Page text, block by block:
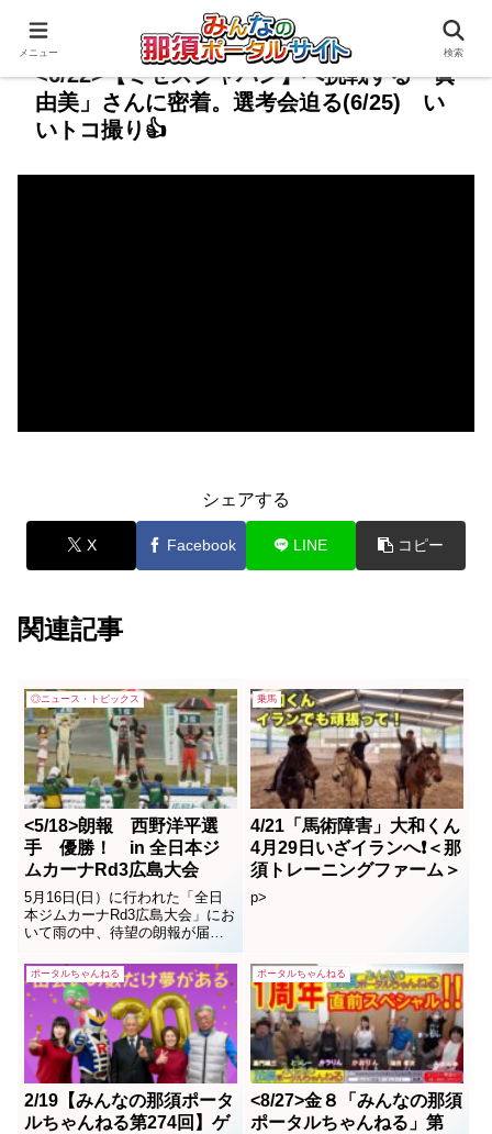
<6/22>【ミセスジャパン】へ挑戦する「眞
由美」さんに密着。選考会迫る(6/25) い
いトコ撮り👍
シェアする
X Facebook LINE コピー
関連記事
◎ニュース・トピックス
<5/18>朗報 西野洋平選
手 優勝！ in 全日本ジ
ムカーナRd3広島大会
5月16日(日）に行われた「全日
本ジムカーナRd3広島大会」にお
いて雨の中、待望の朗報が届い
が今季初優勝を飾りました。お
めでとう！＜JG6クラス優勝、
POTENZA RE-12D TYPE A装着
＞（2012年以降にJAF登録され
た1600cc超200...
乗馬
4/21「馬術障害」大和くん
4月29日いざイランへ❗️＜那
須トレーニングファーム＞
p>
ポータルちゃんねる
2/19【みんなの那須ポータ
ルちゃんねる第274回】ゲ
ポータルちゃんねる
<8/27>金８「みんなの那須
ポータルちゃんねる」第
メニュー 検索